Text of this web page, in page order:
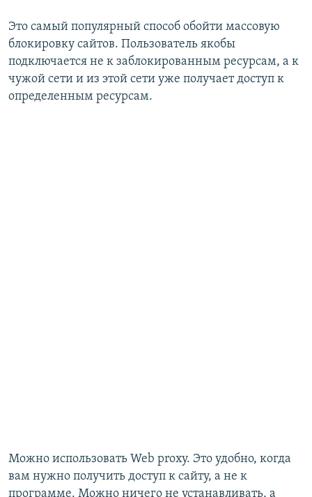
Это самый популярный способ обойти массовую
блокировку сайтов. Пользователь якобы
подключается не к заблокированным ресурсам, а к
чужой сети и из этой сети уже получает доступ к
определенным ресурсам.
Можно использовать Web proxy. Это удобно, когда
вам нужно получить доступ к сайту, а не к
программе. Можно ничего не устанавливать, а